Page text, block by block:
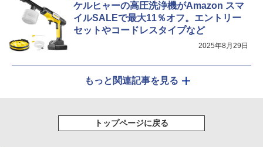
ケルヒャーの高圧洗浄機がAmazon スマ
イルSALEで最大11％オフ。エントリー
セットやコードレスタイプなど
2025年8月29日
もっと関連記事を見る
トップページに戻る